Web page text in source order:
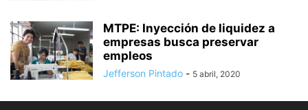
MTPE: Inyección de liquidez a
empresas busca preservar
empleos
Jefferson Pintado - 5 abril, 2020